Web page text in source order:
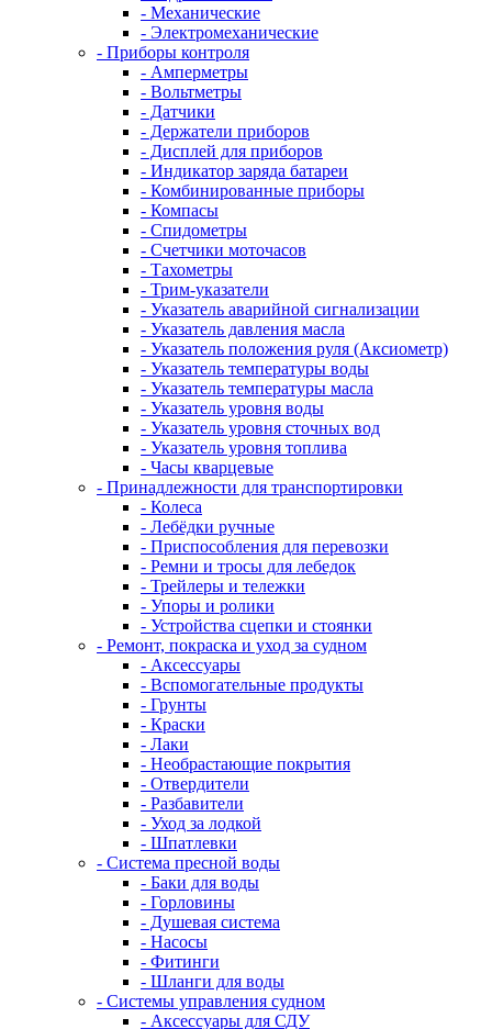
- Механические
- Электромеханические
- Приборы контроля
- Амперметры
- Вольтметры
- Датчики
- Держатели приборов
- Дисплей для приборов
- Индикатор заряда батареи
- Комбинированные приборы
- Компасы
- Спидометры
- Счетчики моточасов
- Тахометры
- Трим-указатели
- Указатель аварийной сигнализации
- Указатель давления масла
- Указатель положения руля (Аксиометр)
- Указатель температуры воды
- Указатель температуры масла
- Указатель уровня воды
- Указатель уровня сточных вод
- Указатель уровня топлива
- Часы кварцевые
- Принадлежности для транспортировки
- Колеса
- Лебёдки ручные
- Приспособления для перевозки
- Ремни и тросы для лебедок
- Трейлеры и тележки
- Упоры и ролики
- Устройства сцепки и стоянки
- Ремонт, покраска и уход за судном
- Аксессуары
- Вспомогательные продукты
- Грунты
- Краски
- Лаки
- Необрастающие покрытия
- Отвердители
- Разбавители
- Уход за лодкой
- Шпатлевки
- Система пресной воды
- Баки для воды
- Горловины
- Душевая система
- Насосы
- Фитинги
- Шланги для воды
- Системы управления судном
- Аксессуары для СДУ